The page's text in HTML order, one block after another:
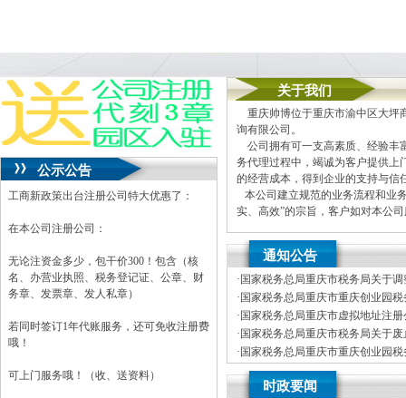
公示公告
工商新政策出台注册公司特大优惠了：
在本公司注册公司：
无论注资金多少，包干价300！包含（核
名、办营业执照、税务登记证、公章、财
务章、发票章、发人私章）
若同时签订1年代账服务，还可免收注册费
哦！
可上门服务哦！（收、送资料）
关于我们
重庆帅博位于重庆市渝中区大坪
询有限公司。
公司拥有可一支高素质、经验丰
务代理过程中，竭诚为客户提供上
的经营成本，得到企业的支持与信
本公司建立规范的业务流程和业
实、高效”的宗旨，客户如对本公
本公司主要业务为：
A.免费提供工商及税务咨询服务
B.重庆公司新设立、变更、验资
C.代办重庆个体营业执照新设立
D.重庆进出口权代办（新设立、
E.协助一般纳税人申请
F.内资公司税务代理（新公司税
G.代理商标注册（设计及申请）
H.注册香港公司
I.内资公司重庆分公司新设立、变
通知公告
· 国家税务总局重庆市税务局关于
车行业纳税人征收管理方式的公司
· 国家税务总局重庆市重庆创业园税
开招聘事业单位工作人员体检公告
· 国家税务总局重庆市虚拟地址注册
年度拟录用公务员公示公告（第一
· 国家税务总局重庆市税务局关于
局重庆市税务局关于发布修订后的
· 国家税务总局重庆市重庆创业园税
开招聘事业单位工作人员笔试公告
国家税务总局重庆市税务局关于
税商店名单和“即买即退”商店名单
时政要闻